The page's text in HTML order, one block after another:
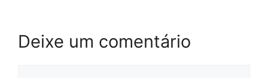
Deixe um comentário